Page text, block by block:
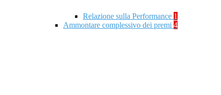
Relazione sulla Performance 1
Ammontare complessivo dei premi 4